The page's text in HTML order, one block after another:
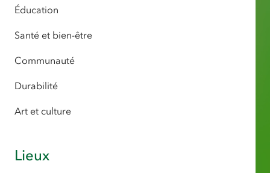
Éducation
Santé et bien-être
Communauté
Durabilité
Art et culture
Lieux